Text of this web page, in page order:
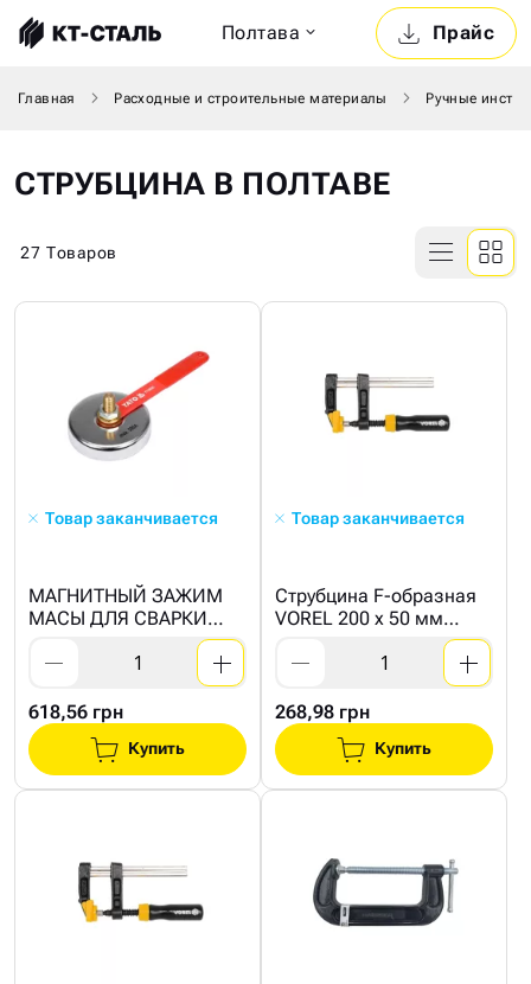
Прайс
Полтава
Главная Расходные и строительные материалы Ручные
СТРУБЦИНА В ПОЛТАВЕ
27 Товаров
Товар заканчивается
МАГНИТНЫЙ ЗАЖИМ
МАСЫ ДЛЯ СВАРКИ
YATO 85 ММ 7 КГ ДЛЯ
ТОКА 500А
618,56 грн
Купить
Товар заканчивается
Струбцина F-образная
VOREL 200 x 50 мм
268,98 грн
Купить